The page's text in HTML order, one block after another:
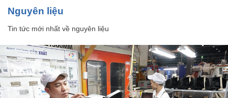
nguyên liệu
Tin tức mới nhất về nguyên liệu